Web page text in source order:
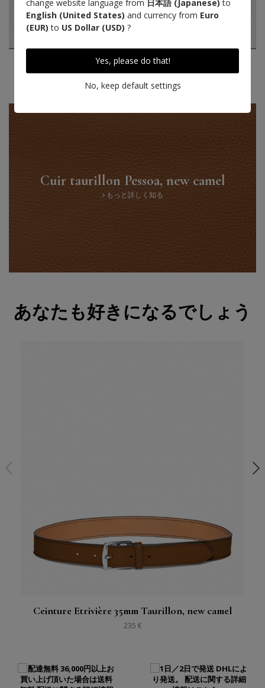
Cuir taurillon Pessoa, new camel
もっと詳しく知る
あなたも好きになるでしょう
Ceinture Etrivière 35mm Taurillon, new camel
235 €
change website language from 日本語 (Japanese) to
English (United States) and currency from Euro
(EUR) to US Dollar (USD) ?
Yes, please do that!
No, keep default settings